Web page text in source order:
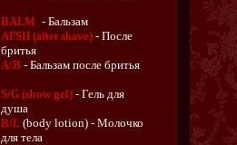
BALM - Бальзам
AFSH (after shave) - После
бритья
A/B - Бальзам после бритья
S/G (show gel) - Гель для
душа
B/L (body lotion) - Молочко
для тела